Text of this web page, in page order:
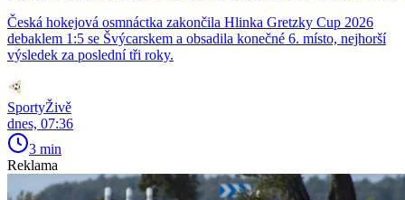
Česká hokejová osmnáctka zakončila Hlinka Gretzky Cup 2026
debaklem 1:5 se Švýcarskem a obsadila konečné 6. místo, nejhorší
výsledek za poslední tři roky.
SportyŽivě
dnes, 07:36
3 min
Reklama